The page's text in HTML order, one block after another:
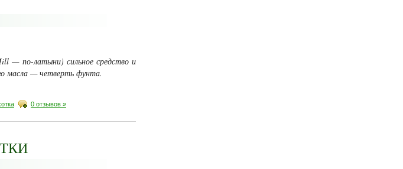
— по-латыни) сильное средство и
масла — четверть фунта.
0 отзывов »